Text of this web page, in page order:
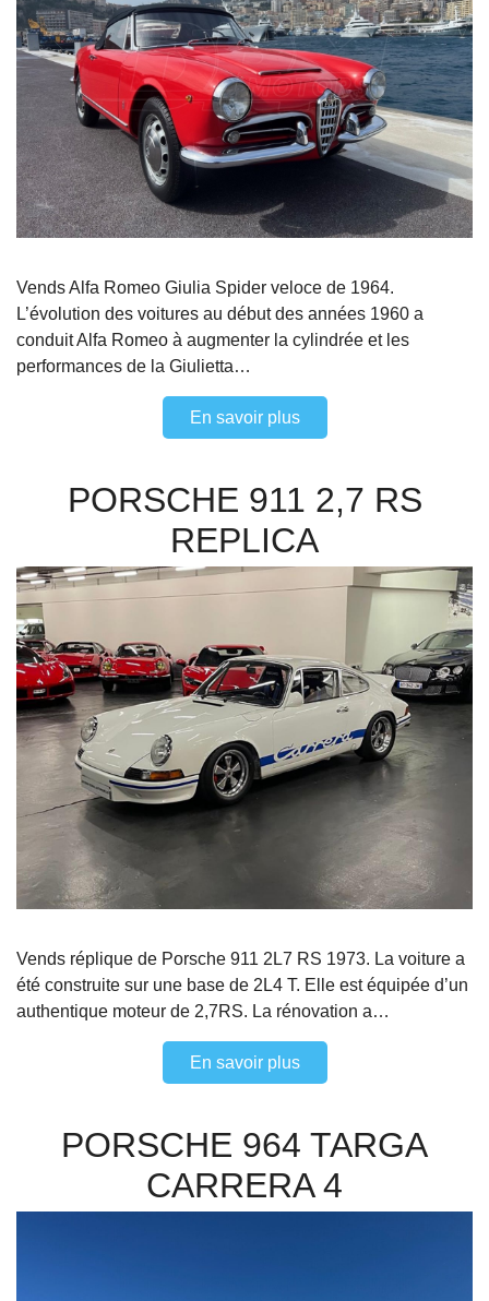
Vends Alfa Romeo Giulia Spider veloce de 1964.
L’évolution des voitures au début des années 1960 a
conduit Alfa Romeo à augmenter la cylindrée et les
performances de la Giulietta…
En savoir plus
PORSCHE 911 2,7 RS
REPLICA
Vends réplique de Porsche 911 2L7 RS 1973. La voiture a
été construite sur une base de 2L4 T. Elle est équipée d’un
authentique moteur de 2,7RS. La rénovation a…
En savoir plus
PORSCHE 964 TARGA
CARRERA 4